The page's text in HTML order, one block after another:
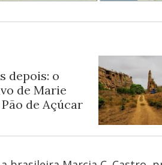
depois: o
de Marie
de Açúcar